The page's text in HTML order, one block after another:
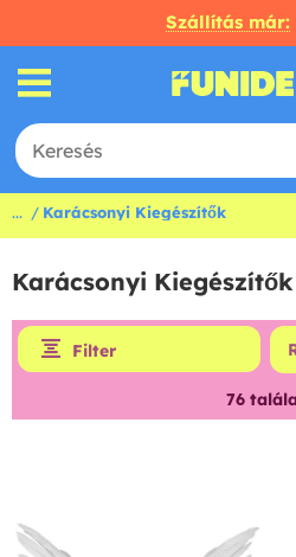
Szállítás már:
... Karácsonyi Kiegészítők
Karácsonyi Kiegészítők
Filter
76